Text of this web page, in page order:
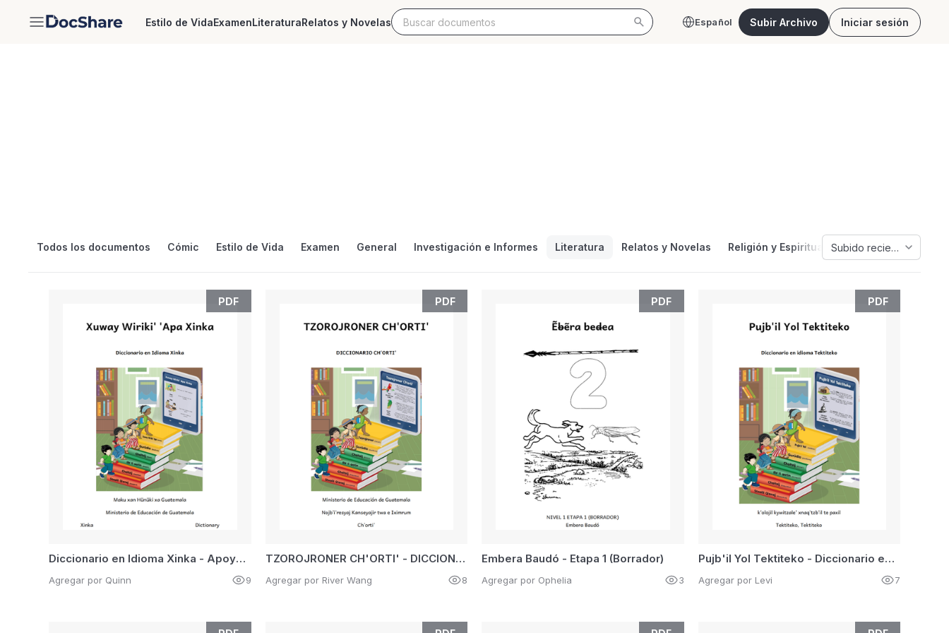
DocShare Estilo de VidaExamenLiteraturaRelatos y Novelas Español Subir Archivo Iniciar sesión
Todos los documentos Cómic Estilo de Vida Examen General Investigación e Informes Literatura Relatos y Novelas Religión y Espiritualidad Salud y
Subido recientemente
PDF
Diccionario en Idioma Xinka - Apoyo y Recursos Didácticos - Glosario de Animales
Agregar por Quinn 9
PDF
TZOROJRONER CH'ORTI' - DICCIONARIO CH'ORTI'
Agregar por River Wang 8
PDF
Embera Baudó - Etapa 1 (Borrador)
Agregar por Ophelia 3
PDF
Pujb'il Yol Tektiteko - Diccionario en idioma Tektiteko
Agregar por Levi 7